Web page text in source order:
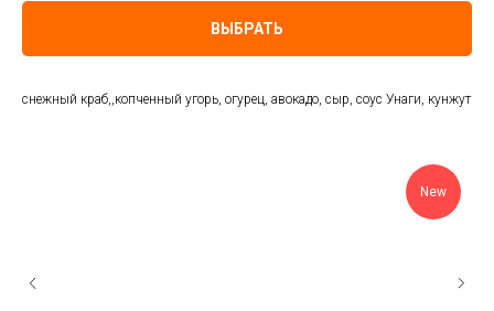
ВЫБРАТЬ
снежный краб,,копченный угорь, огурец, авокадо, сыр, соус Унаги, кунжут
New